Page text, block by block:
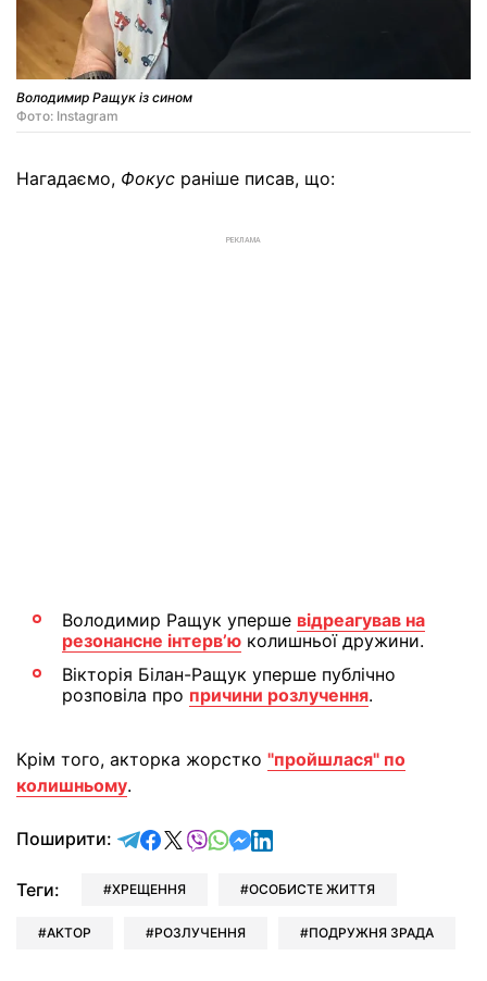
Володимир Ращук із сином
Фото: Instagram
Нагадаємо, Фокус раніше писав, що:
РЕКЛАМА
Володимир Ращук уперше відреагував на
резонансне інтервʼю колишньої дружини.
Вікторія Білан-Ращук уперше публічно
розповіла про причини розлучення.
Крім того, акторка жорстко "пройшлася" по
колишньому.
Поширити: відправити у Telegram
поділитись у Facebook
поділитись у X
відправити у Viber
відправити у Whatsapp
відправити у Messenger
відправити у LinkedIn
Теги: ХРЕЩЕННЯ ОСОБИСТЕ ЖИТТЯ
АКТОР РОЗЛУЧЕННЯ ПОДРУЖНЯ ЗРАДА